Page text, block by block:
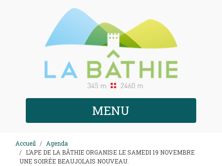
MENU
Accueil
Agenda
L’APE DE LA BÂTHIE ORGANISE LE SAMEDI 19 NOVEMBRE
UNE SOIRÉE BEAUJOLAIS NOUVEAU.